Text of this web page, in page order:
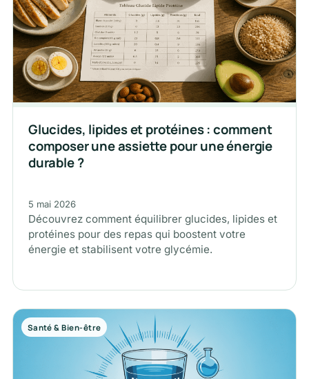
Glucides, lipides et protéines : comment
composer une assiette pour une énergie
durable ?
5 mai 2026
Découvrez comment équilibrer glucides, lipides et
protéines pour des repas qui boostent votre
énergie et stabilisent votre glycémie.
Santé & Bien-être